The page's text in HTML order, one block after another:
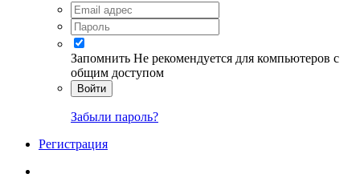
Запомнить Не рекомендуется для компьютеров с
общим доступом
Войти
Забыли пароль?
Регистрация